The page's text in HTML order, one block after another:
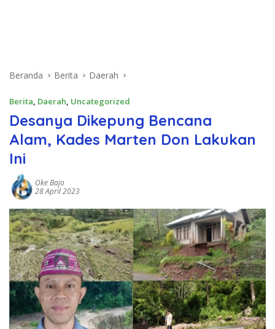
Beranda Berita Daerah
Berita, Daerah, Uncategorized
Desanya Dikepung Bencana
Alam, Kades Marten Don Lakukan
Ini
Oke Bajo
28 April 2023